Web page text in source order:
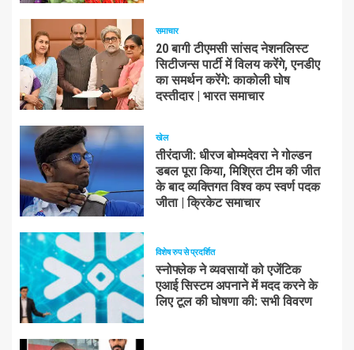
समाचार
20 बागी टीएमसी सांसद नेशनलिस्ट
सिटीजन्स पार्टी में विलय करेंगे, एनडीए
का समर्थन करेंगे: काकोली घोष
दस्तीदार | भारत समाचार
खेल
तीरंदाजी: धीरज बोम्मदेवरा ने गोल्डन
डबल पूरा किया, मिश्रित टीम की जीत
के बाद व्यक्तिगत विश्व कप स्वर्ण पदक
जीता | क्रिकेट समाचार
विशेष रुप से प्रदर्शित
स्नोफ्लेक ने व्यवसायों को एजेंटिक
एआई सिस्टम अपनाने में मदद करने के
लिए टूल की घोषणा की: सभी विवरण